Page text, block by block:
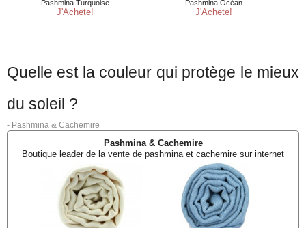
Quelle est la couleur qui protège le mieux
du soleil ?
- Pashmina & Cachemire
Pashmina & Cachemire
Boutique leader de la vente de pashmina et cachemire sur internet